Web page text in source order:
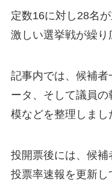
定数16に対し28名
激しい選挙戦が繰り
記事内では、候補
ータ、そして議員
模などを整理しまし
投開票後には、候補
投票率速報を更新し